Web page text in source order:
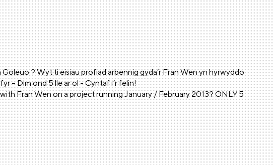
? Wyt ti eisiau profiad arbennig gyda’r Fran Wen yn hyrwyddo
– Dim ond 5 lle ar ol - Cyntaf i’r felin!
Fran Wen on a project running January / February 2013? ONLY 5